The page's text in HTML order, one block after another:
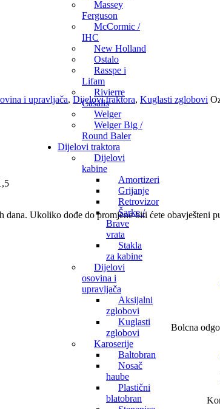
Massey
Ferguson
McCormic /
IHC
New Holland
Ostalo
Rasspe i
Lifam
Rivierre
Casalis
Welger
Welger Big /
Round Baler
Dijelovi traktora
Dijelovi
kabine
Amortizeri
Grijanje
Retrovizor
Šarke /
Brave
vrata
Stakla
za kabine
Dijelovi
osovina i
upravljača
Aksijalni
zglobovi
Kuglasti
zglobovi
Karoserije
Baltobran
Nosač
haube
Plastični
blatobran
i upravljača, Dijelovi traktora, Kuglasti zglobovi
dana. Ukoliko dođe do promjene biti ćete obavješteni
Bolcna